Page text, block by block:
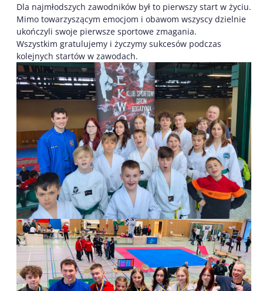
Dla najmłodszych zawodników był to pierwszy start w życiu.
Mimo towarzyszącym emocjom i obawom wszyscy dzielnie
ukończyli swoje pierwsze sportowe zmagania.
Wszystkim gratulujemy i życzymy sukcesów podczas
kolejnych startów w zawodach.